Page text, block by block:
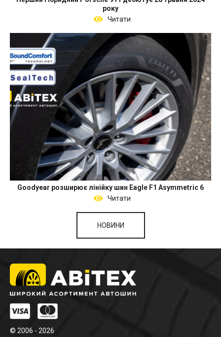
року
Читати
Goodyear розширює лінійку шин Eagle F1 Asymmetric 6
Читати
НОВИНИ
© 2006 - 2026